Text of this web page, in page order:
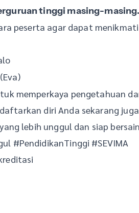
tinggi masing-masing.
peserta agar dapat
memperkaya pengetahuan
diri Anda sekarang
lebih unggul dan siap
#PendidikanTinggi #SEVIMA